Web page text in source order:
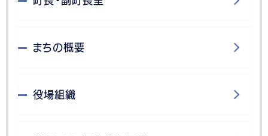
まちの概要
役場組織